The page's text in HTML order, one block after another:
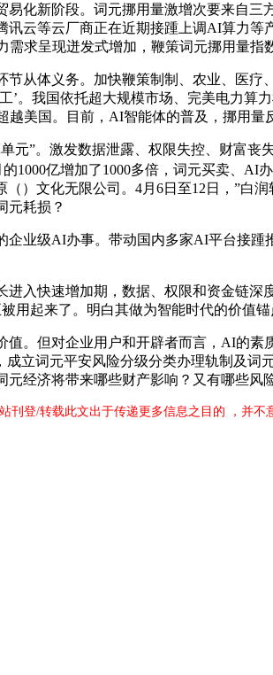
新阶段。词元挪用量激增次要来自三
云等云厂商正在近期接踵上调AI算力
求呈现迸发式增加，鞭策词元挪用量指
体义务。加快鞭策制制、农业、医疗
’。我国依托超大规模市场、完美电力
美国。目前，AI智能体的普及，挪用
”。激发数据泄露、权限失控、财富丧
1000亿增加了1000多倍，词元买卖、
（）文化无限公司。4月6日至12日，”白
元耗损？
级AI办事。带动国内多家AI平台接踵
快速增加期，数据、权限和资金链深
用起来了。明白其做为智能时代的价值
但对企业用户和开辟者而言，AI的素
成立词元平安风险分级分类办理轨制及
经济将带来哪些财产影响？又有哪些风
刊登/转载此文出于传递更多信息之目的 ，并